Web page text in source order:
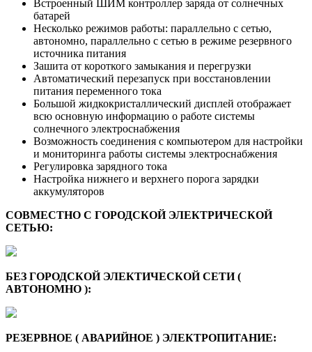
Встроенный ШИМ контроллер заряда от солнечных
батарей
Несколько режимов работы: параллельно с сетью,
автономно, параллельно с сетью в режиме резервного
источника питания
Зашита от короткого замыкания и перегрузки
Автоматический перезапуск при восстановлении
питания переменного тока
Большой жидкокристаллический дисплей отображает
всю основную информацию о работе системы
солнечного электроснабжения
Возможность соединения с компьютером для настройки
и мониторинга работы системы электроснабжения
Регулировка зарядного тока
Настройка нижнего и верхнего порога зарядки
аккумуляторов
СОВМЕСТНО С ГОРОДСКОЙ ЭЛЕКТРИЧЕСКОЙ
СЕТЬЮ:
БЕЗ ГОРОДСКОЙ ЭЛЕКТИЧЕСКОЙ СЕТИ (
АВТОНОМНО ):
РЕЗЕРВНОЕ ( АВАРИЙНОЕ ) ЭЛЕКТРОПИТАНИЕ: